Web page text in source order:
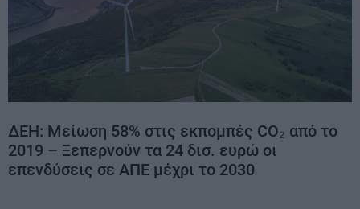
ΔΕΗ: Μείωση 58% στις εκπομπές CO₂ από το
2019 – Ξεπερνούν τα 24 δισ. ευρώ οι
επενδύσεις σε ΑΠΕ μέχρι το 2030